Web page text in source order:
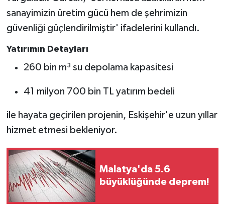
sanayimizin üretim gücü hem de şehrimizin
güvenliği güçlendirilmiştir' ifadelerini kullandı.
Yatırımın Detayları
260 bin m³ su depolama kapasitesi
41 milyon 700 bin TL yatırım bedeli
ile hayata geçirilen projenin, Eskişehir'e uzun yıllar
hizmet etmesi bekleniyor.
Malatya'da 5.6
büyüklüğünde deprem!